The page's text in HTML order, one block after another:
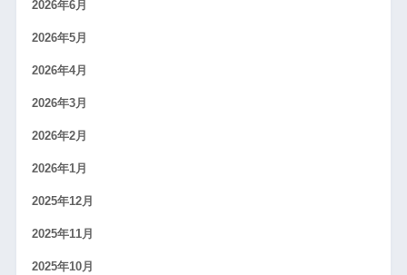
2026年6月
2026年5月
2026年4月
2026年3月
2026年2月
2026年1月
2025年12月
2025年11月
2025年10月